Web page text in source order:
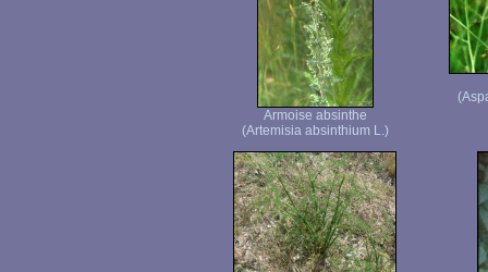
Armoise absinthe
(Artemisia absinthium L.)